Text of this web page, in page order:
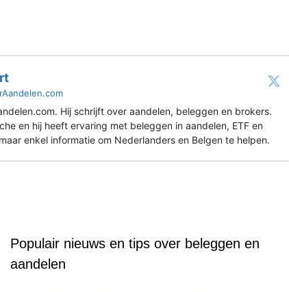
Hij schrijft over aandelen, beleggen en brokers.
en hij heeft ervaring met beleggen in aandelen, ETF en
enkel informatie om Nederlanders en Belgen te helpen.
Populair nieuws en tips over beleggen en
aandelen